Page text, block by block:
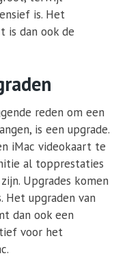
is. Het
is dan ook de
reden om een
is een upgrade.
iMac videokaart te
al topprestaties
Upgrades komen
Het upgraden van
dan ook een
voor het